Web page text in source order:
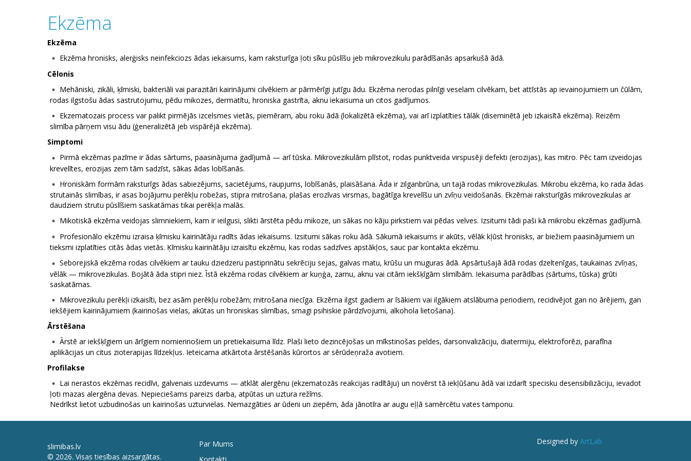
Ekzēma
Ekzēma
Ekzēma hronisks, alerģisks neinfekciozs ādas iekaisums, kam raksturīga ļoti sīku pūslīšu jeb mikrovezikulu parādīšanās apsarkušā ādā.
Cēlonis
Mehāniski, fizikāli, ķīmiski, bakteriāli vai parazitāri kairinājumi cilvēkiem ar pārmērīgi jutīgu ādu. Ekzēma nerodas pilnīgi veselam cilvēkam, bet attīstās ap ievainojumiem un čūlām,
rodas ilgstošu ādas sastrutojumu, pēdu mikozes, dermatītu, hroniska gastrīta, aknu iekaisuma un citos gadījumos.
Ekzematozais process var palikt pirmējās izcelsmes vietās, piemēram, abu roku ādā (lokalizētā ekzēma), vai arī izplatīties tālāk (diseminētā jeb izkaisītā ekzēma). Reizēm
slimība pārņem visu ādu (ģeneralizētā jeb vispārējā ekzēma).
Simptomi
Pirmā ekzēmas pazīme ir ādas sārtums, paasinājuma gadījumā — arī tūska. Mikrovezikulām plīstot, rodas punktveida virspusēji defekti (erozijas), kas mitro. Pēc tam izveidojas
krevelītes, erozijas zem tām sadzīst, sākas ādas lobīšanās.
Hroniskām formām raksturīgs ādas sabiezējums, sacietējums, raupjums, lobīšanās, plaisāšana. Āda ir zilganbrūna, un tajā rodas mikrovezikulas. Mikrobu ekzēma, ko rada ādas
strutainās slimības, ir asas bojājumu perēkļu robežas, stipra mitrošana, plašas erozīvas virsmas, bagātīga krevelīšu un zvīņu veidošanās. Ekzēmai raksturīgās mikrovezikulas ar
daudziem strutu pūslīšiem saskatāmas tikai perēkļa malās.
Mikotiskā ekzēma veidojas slimniekiem, kam ir ieilgusi, slikti ārstēta pēdu mikoze, un sākas no kāju pirkstiem vai pēdas velves. Izsitumi tādi paši kā mikrobu ekzēmas gadījumā.
Profesionālo ekzēmu izraisa ķīmisku kairinātāju radīts ādas iekaisums. Izsitumi sākas roku ādā. Sākumā iekaisums ir akūts, vēlāk kļūst hronisks, ar biežiem paasinājumiem un
tieksmi izplatīties citās ādas vietās. Ķīmisku kairinātāju izraisītu ekzēmu, kas rodas sadzīves apstākļos, sauc par kontakta ekzēmu.
Seborejiskā ekzēma rodas cilvēkiem ar tauku dziedzeru pastiprinātu sekrēciju sejas, galvas matu, krūšu un muguras ādā. Apsārtušajā ādā rodas dzeltenīgas, taukainas zvīņas,
vēlāk — mikrovezikulas. Bojātā āda stipri niez. Īstā ekzēma rodas cilvēkiem ar kuņģa, zarnu, aknu vai citām iekšķīgām slimībām. Iekaisuma parādības (sārtums, tūska) grūti
saskatāmas.
Mikrovezikulu perēkļi izkaisīti, bez asām perēkļu robežām; mitrošana niecīga. Ekzēma ilgst gadiem ar īsākiem vai ilgākiem atslābuma periodiem, recidivējot gan no ārējiem, gan
iekšējiem kairinājumiem (kairinošas vielas, akūtas un hroniskas slimības, smagi psihiskie pārdzīvojumi, alkohola lietošana).
Ārstēšana
Ārstē ar iekšķīgiem un ārīgiem nomierinošiem un pretiekaisuma līdz. Plaši lieto dezinficējošas un mīkstinošas peldes, darsonvalizāciju, diatermiju, elektroforēzi, parafīna
aplikācijas un citus fizioterapijas līdzekļus. Ieteicama atkārtota ārstēšanās kūrortos ar sērūdeņraža avotiem.
Profilakse
Lai nerastos ekzēmas recidīvi, galvenais uzdevums — atklāt alergēnu (ekzematozās reakcijas radītāju) un novērst tā iekļūšanu ādā vai izdarīt specifisku desensibilizāciju, ievadot
ļoti mazas alergēna devas. Nepieciešams pareizs darba, atpūtas un uztura režīms.
Nedrīkst lietot uzbudinošas un kairinošas uzturvielas. Nemazgāties ar ūdeni un ziepēm, āda jānotīra ar augu eļļā samērcētu vates tamponu.
slimibas.lv
© 2026. Visas tiesības aizsargātas.
Par Mums
Kontakti
Designed by ArtLab